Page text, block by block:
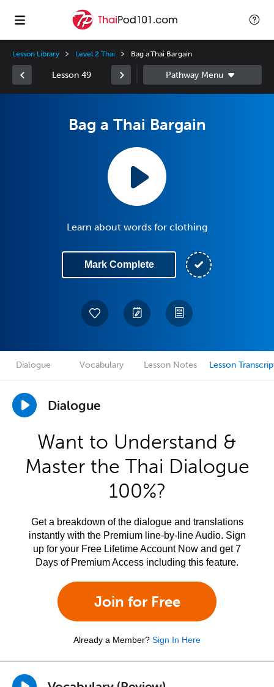
Lesson Library Level 2 Thai Bag a Thai Bargain
Lesson 49
Bag a Thai Bargain
Learn about words for clothing
Mark Complete
Dialogue Vocabulary Lesson Notes Lesson
Dialogue
Want to Understand &
Master the Thai Dialogue
100%?
Get a breakdown of the dialogue and translations
instantly with the Premium line-by-line Audio. Sign
up for your Free Lifetime Account Now and get 7
Days of Premium Access including this feature.
Join for Free
Already a Member? Sign In Here